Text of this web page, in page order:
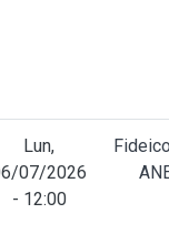
Lun,
07/2026
- 12:00